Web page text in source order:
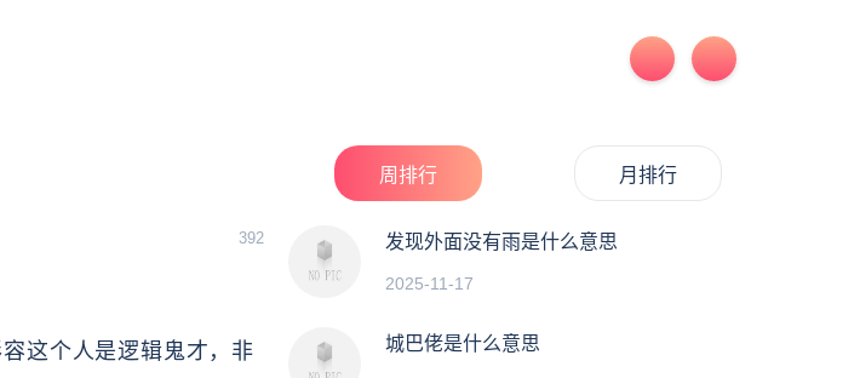
392
这个人是逻辑鬼才，非
周排行 月排行
发现外面没有雨是什么意思
2025-11-17
城巴佬是什么意思